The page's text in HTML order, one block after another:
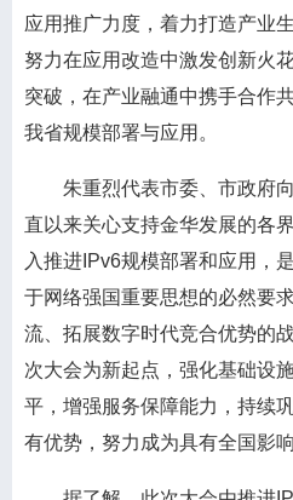
应用推广力度，着力打造产业
努力在应用改造中激发创新火
突破，在产业融通中携手合作
我省规模部署与应用。
朱重烈代表市委、市政府
直以来关心支持金华发展的各
入推进IPv6规模部署和应用，
于网络强国重要思想的必然要
流、拓展数字时代竞合优势的
次大会为新起点，强化基础设
平，增强服务保障能力，持续
有优势，努力成为具有全国影